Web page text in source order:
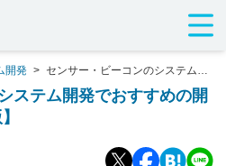
開発 > センサー・ビーコンのシステム開
年版】
ステム開発でおすすめの開